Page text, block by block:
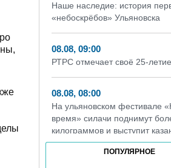
Наше наследие: история
«небоскрёбов» Ульяновска
08.08, 09:00
РТРС отмечает своё 25-летие
08.08, 08:00
На ульяновском фестивале
время» силачи поднимут
килограммов и выступит
группа «Мураками»
ПОПУЛЯРНОЕ